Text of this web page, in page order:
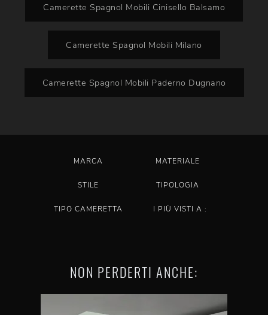
Camerette Spagnol Mobili Cinisello Balsamo
Camerette Spagnol Mobili Milano
Camerette Spagnol Mobili Paderno Dugnano
MARCA MATERIALE
STILE TIPOLOGIA
TIPO CAMERETTA I PIÙ VISTI A :
NON PERDERTI ANCHE: